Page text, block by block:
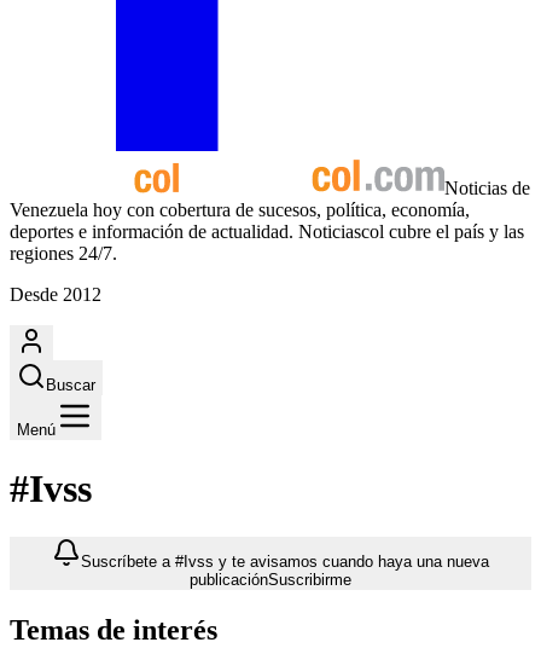
Noticias de
Venezuela hoy con cobertura de sucesos, política, economía,
deportes e información de actualidad. Noticiascol cubre el país y las
regiones 24/7.
Desde 2012
Buscar
Menú
#Ivss
Suscríbete a #Ivss y te avisamos cuando haya una nueva
publicaciónSuscribirme
Temas de interés